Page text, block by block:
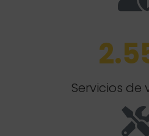
Servicios de